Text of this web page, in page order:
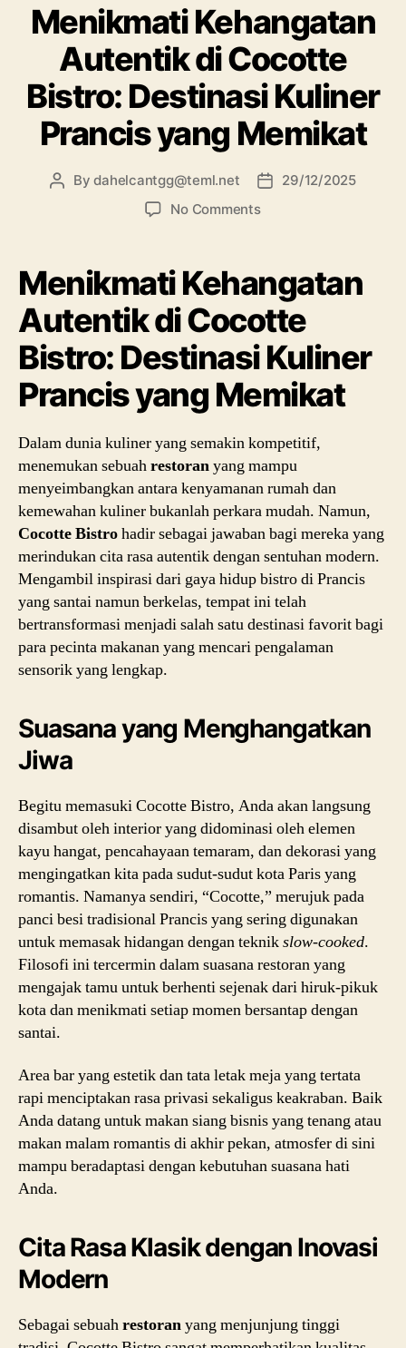
Menikmati Kehangatan
Autentik di Cocotte
Bistro: Destinasi Kuliner
Prancis yang Memikat
Bydahelcantgg@teml.net
29/12/2025
No Comments
Menikmati Kehangatan
Autentik di Cocotte
Bistro: Destinasi Kuliner
Prancis yang Memikat
Dalam dunia kuliner yang semakin kompetitif,
menemukan sebuahrestoranyang mampu
menyeimbangkan antara kenyamanan rumah dan
kemewahan kuliner bukanlah perkara mudah. Namun,
Cocotte Bistrohadir sebagai jawaban bagi mereka yang
merindukan cita rasa autentik dengan sentuhan modern.
Mengambil inspirasi dari gaya hidup bistro di Prancis
yang santai namun berkelas, tempat ini telah
bertransformasi menjadi salah satu destinasi favorit bagi
para pecinta makanan yang mencari pengalaman
sensorik yang lengkap.
Suasana yang Menghangatkan
Jiwa
Begitu memasuki Cocotte Bistro, Anda akan langsung
disambut oleh interior yang didominasi oleh elemen
kayu hangat, pencahayaan temaram, dan dekorasi yang
mengingatkan kita pada sudut-sudut kota Paris yang
romantis. Namanya sendiri, “Cocotte,” merujuk pada
panci besi tradisional Prancis yang sering digunakan
untuk memasak hidangan dengan teknikslow-cooked.
Filosofi ini tercermin dalam suasana restoran yang
mengajak tamu untuk berhenti sejenak dari hiruk-pikuk
kota dan menikmati setiap momen bersantap dengan
santai.
Area bar yang estetik dan tata letak meja yang tertata
rapi menciptakan rasa privasi sekaligus keakraban. Baik
Anda datang untuk makan siang bisnis yang tenang atau
makan malam romantis di akhir pekan, atmosfer di sini
mampu beradaptasi dengan kebutuhan suasana hati
Anda.
Cita Rasa Klasik dengan Inovasi
Modern
Sebagai sebuahrestoranyang menjunjung tinggi